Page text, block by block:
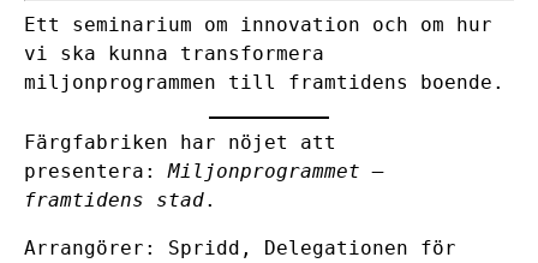
Ett seminarium om innovation och om hur
vi ska kunna transformera
miljonprogrammen till framtidens boende.
Färgfabriken har nöjet att
presentera:Miljonprogrammet –
framtidens stad.
Arrangörer: Spridd, Delegationen för